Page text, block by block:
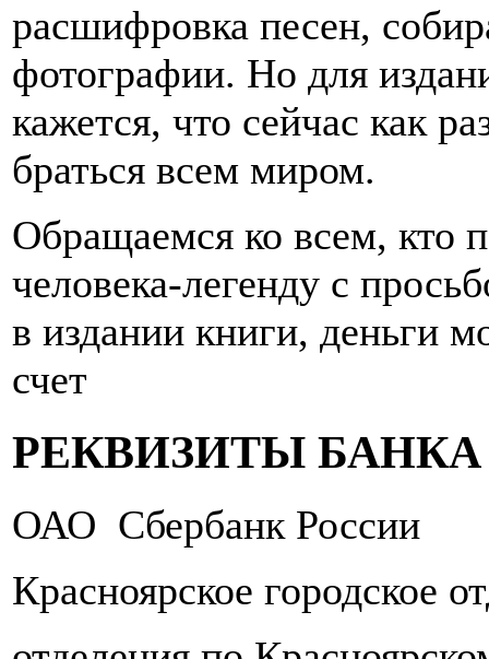
расшифровка песен,
фотографии. Но для
кажется, что сейчас как
браться всем миром.
Обращаемся ко всем, кто
человека-легенду с
в издании книги, деньги
счет
РЕКВИЗИТЫ БАНКА
ОАО Сбербанк России
Красноярское городское